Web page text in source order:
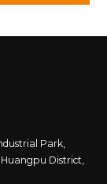
المشاهدة
Park,
Huangpu District,